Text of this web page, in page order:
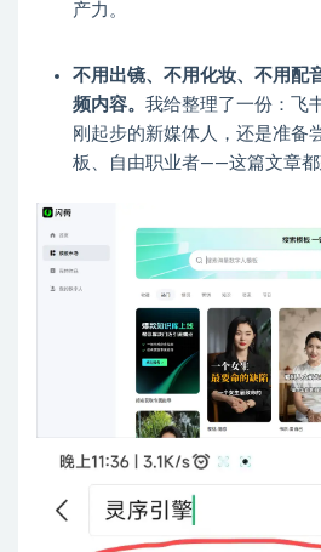
产力。​
不用出镜、不用化妆、不用配
频内容。 我给整理了一份：飞
刚起步的新媒体人，还是准备
板、自由职业者——这篇文章都